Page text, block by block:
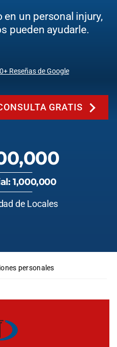
un personal injury,
pueden ayudarle.
Reseñas de Google
GRATIS
1,000,000
de Locales
personales